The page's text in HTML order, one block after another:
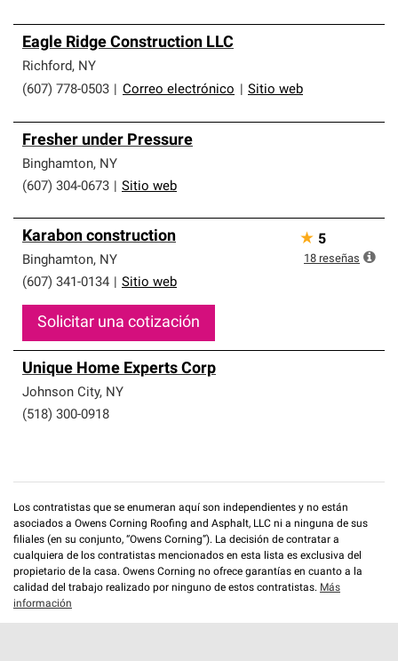
Eagle Ridge Construction LLC
Richford, NY
(607) 778-0503
Correo electrónico Sitio web
Fresher under Pressure
Binghamton, NY
(607) 304-0673
Sitio web
Karabon construction
Binghamton, NY
(607) 341-0134
Sitio web
Solicitar una cotización
★ 5
18 reseñas
Unique Home Experts Corp
Johnson City, NY
(518) 300-0918
Los contratistas que se enumeran aquí son independientes y no están
asociados a Owens Corning Roofing and Asphalt, LLC ni a ninguna de sus
filiales (en su conjunto, “Owens Corning”). La decisión de contratar a
cualquiera de los contratistas mencionados en esta lista es exclusiva del
propietario de la casa. Owens Corning no ofrece garantías en cuanto a la
calidad del trabajo realizado por ninguno de estos contratistas. Más
información